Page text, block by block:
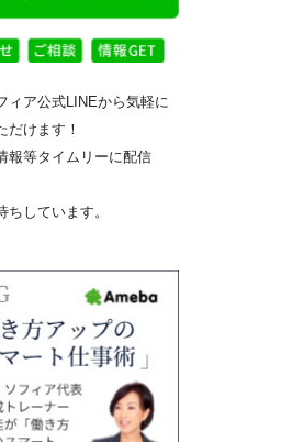
ィア公式LINEから気軽に
だけます！
報等タイムリーに配信
ちしています。